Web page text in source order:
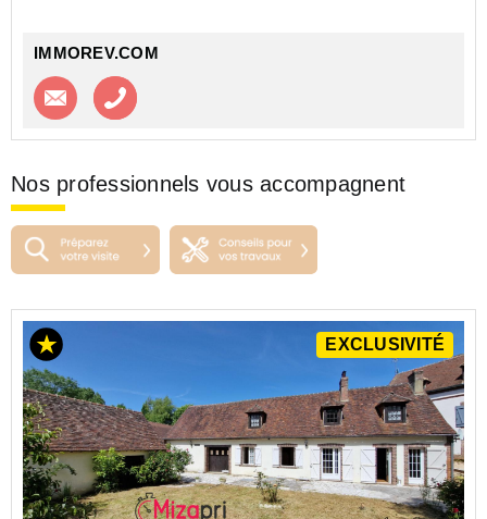
IMMOREV.COM
Contacter l'agence
Nos professionnels vous accompagnent
EXCLUSIVITÉ